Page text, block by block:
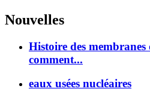
Nouvelles
Histoire des membranes
comment...
eaux usées nucléaires